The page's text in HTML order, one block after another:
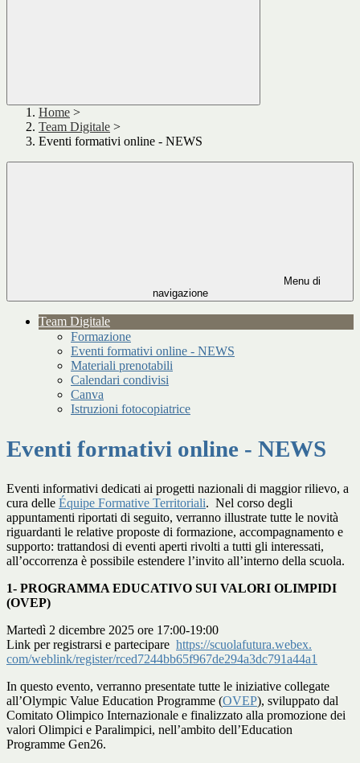
Home >
Team Digitale >
Eventi formativi online - NEWS
Menu di
navigazione
Team Digitale
Formazione
Eventi formativi online - NEWS
Materiali prenotabili
Calendari condivisi
Canva
Istruzioni fotocopiatrice
Eventi formativi online - NEWS
Eventi informativi dedicati ai progetti nazionali di maggior rilievo, a
cura delle Équipe Formative Territoriali. Nel corso degli
appuntamenti riportati di seguito, verranno illustrate tutte le novità
riguardanti le relative proposte di formazione, accompagnamento e
supporto: trattandosi di eventi aperti rivolti a tutti gli interessati,
all’occorrenza è possibile estendere l’invito all’interno della scuola.
1- PROGRAMMA EDUCATIVO SUI VALORI OLIMPIDI
(OVEP)
Martedì 2 dicembre 2025 ore 17:00-19:00
Link per registrarsi e partecipare https://scuolafutura.webex.
com/weblink/register/rced7244bb65f967de294a3dc791a44a1
In questo evento, verranno presentate tutte le iniziative collegate
all’Olympic Value Education Programme (OVEP), sviluppato dal
Comitato Olimpico Internazionale e finalizzato alla promozione dei
valori Olimpici e Paralimpici, nell’ambito dell’Education
Programme Gen26.